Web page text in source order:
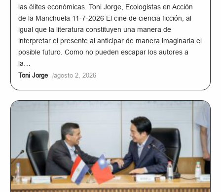
las élites económicas. Toni Jorge, Ecologistas en Acción
de la Manchuela 11-7-2026 El cine de ciencia ficción, al
igual que la literatura constituyen una manera de
interpretar el presente al anticipar de manera imaginaria el
posible futuro. Como no pueden escapar los autores a
la…
Toni Jorge /agosto 2, 2026